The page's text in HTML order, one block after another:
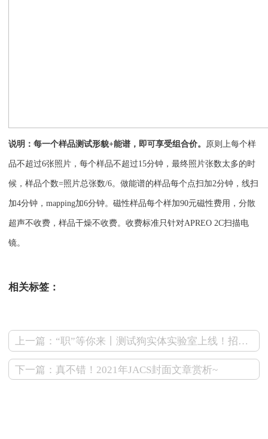
说明：每一个样品测试形貌+能谱，即可享受组合价。 原则上每个样
品不超过6张照片，每个样品不超过15分钟，最终照片张数太多的时
候，样品个数=照片总张数/6。做能谱的样品每个点扫加2分钟，线扫
加4分钟，mapping加6分钟。磁性样品每个样加90元磁性费用，分散
超声不收费，样品干燥不收费。收费标准只针对APREO 2C扫描电
镜。
相关标签：
上一篇：“职”等你来丨测试狗实体实验室上线！招聘TEM高级操作工程师，待遇丰厚~
下一篇：真不错！2021年JACS封面文章赏析~